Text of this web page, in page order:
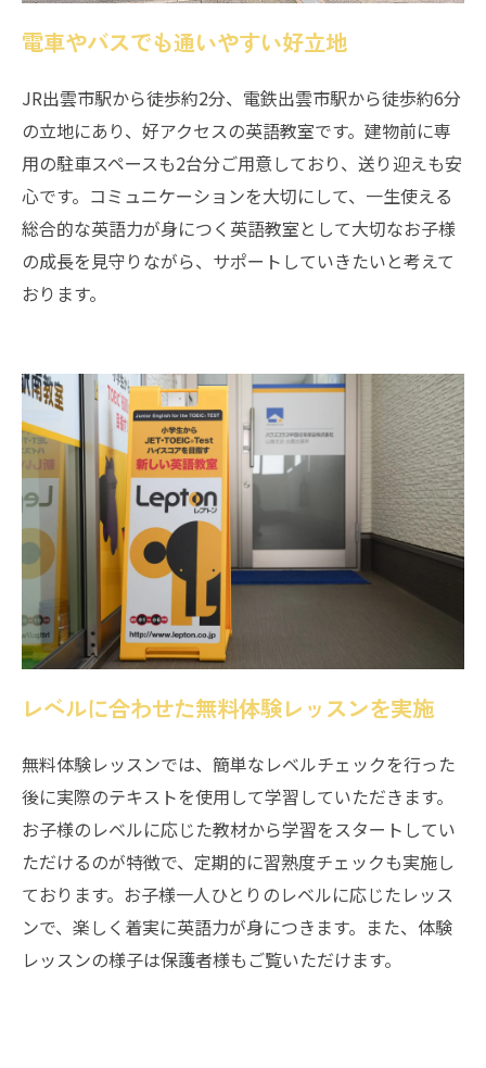
電車やバスでも通いやすい好立地
JR出雲市駅から徒歩約2分、電鉄出雲市駅から徒歩約6分
の立地にあり、好アクセスの英語教室です。建物前に専
用の駐車スペースも2台分ご用意しており、送り迎えも安
心です。コミュニケーションを大切にして、一生使える
総合的な英語力が身につく英語教室として大切なお子様
の成長を見守りながら、サポートしていきたいと考えて
おります。
レベルに合わせた無料体験レッスンを実施
無料体験レッスンでは、簡単なレベルチェックを行った
後に実際のテキストを使用して学習していただきます。
お子様のレベルに応じた教材から学習をスタートしてい
ただけるのが特徴で、定期的に習熟度チェックも実施し
ております。お子様一人ひとりのレベルに応じたレッス
ンで、楽しく着実に英語力が身につきます。また、体験
レッスンの様子は保護者様もご覧いただけます。